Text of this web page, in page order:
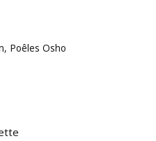
Poêles Osho